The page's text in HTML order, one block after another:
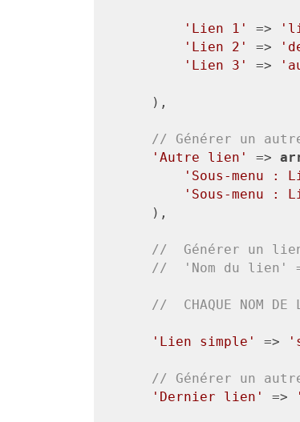
'Lien 1' =>
'Lien 2'
=>
'Lien 3'
=>
    ),
// Générer un
'Autre lien'
=>
'Sous-menu :
'Sous-menu :
    ),
//  Générer un
//  'Nom du lien'
//  CHAQUE NOM DE
'Lien simple' =>
// Générer un
'Dernier lien'
=>